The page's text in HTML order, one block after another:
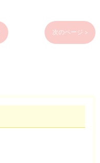
次のページ >